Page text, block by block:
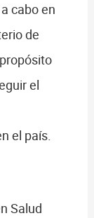
cabo en
de
el
el país.
Salud